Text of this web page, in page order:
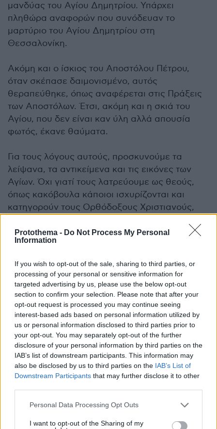
Protothema - Do Not Process My Personal
Information
If you wish to opt-out of the sale, sharing to third parties, or
processing of your personal or sensitive information for
targeted advertising by us, please use the below opt-out
section to confirm your selection. Please note that after your
opt-out request is processed you may continue seeing
interest-based ads based on personal information utilized by
us or personal information disclosed to third parties prior to
your opt-out. You may separately opt-out of the further
disclosure of your personal information by third parties on the
IAB’s list of downstream participants. This information may
also be disclosed by us to third parties on the IAB’s List of
Downstream Participants that may further disclose it to other
Please note that this website/app uses one or more Google
not limited to your visit or usage behaviour. You may click to
Personal Data Processing Opt Outs
I want to opt-out of the Sharing of my
μανδύας του Αγίου Δημητρίου. Υπάρχει
πληθώρα αναφορών που συνόδευαν το
μαρτύριο του Αγίου Δημητρίου στη
Θεσσαλονίκη.
Ακόμη και ο ίσκιος του Αποστόλου Πέτρου,
όταν σκέπασε δαιμονισμένο, αυτός
θεραπεύθηκε, όπως αναφέρεται στις Πράξεις
των Αποστόλων. Έτσι, ακόμη και η σκιά του
Αγίου, που δεν είναι καν ύλη αλλά απουσία
φωτός, έκανε θαύματα.
Για τους λόγους αυτούς, προσκυνούμε τα
λείψανα, τα αντικείμενα και τις εικόνες των
Αγίων. Όχι γιατί τους λατρεύουμε ως θεούς,
όπως κακόβουλα κάποιοι ισχυρίζονται και
κατηγορούν τους Ορθόδοξους Χριστιανούς,
Ο Όσιος Παΐσιος έχει ιδιαιτέρως αγκαλιαστεί
επειδή είναι σύγχρονός μας και πολλοί έχουν
συνομιλήσει μαζί του αλλά και επειδή εκφράζει
με το βίο και με το λόγο του τη Ρωμιοσύνη, την
ενότητα δηλαδή του Ελληνισμού και της
Ορθοδοξίας. Δυστυχώς ορισμένοι ενοχλούνται
ακόμη και από τον πατριωτισμό που επέδειχνε
ο Όσιος Παΐσιος, δήθεν θεωρώντας ότι ένας
Άγιος δε δικαιούται να αγαπάει την πατρίδα
του.
γαλουχηθεί, ενώ χάρη σε αυτόν, πολλοί
άνθρωποι αναβίωσαν τις αξίες αυτές μέσα στις